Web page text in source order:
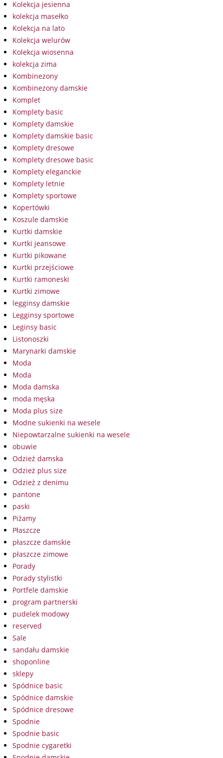
Kolekcja jesienna
kolekcja masełko
Kolekcja na lato
Kolekcja welurów
Kolekcja wiosenna
kolekcja zima
Kombinezony
Kombinezony damskie
Komplet
Komplety basic
Komplety damskie
Komplety damskie basic
Komplety dresowe
Komplety dresowe basic
Komplety eleganckie
Komplety letnie
Komplety sportowe
Kopertówki
Koszule damskie
Kurtki damskie
Kurtki jeansowe
Kurtki pikowane
Kurtki przejściowe
Kurtki ramoneski
Kurtki zimowe
legginsy damskie
Legginsy sportowe
Leginsy basic
Listonoszki
Marynarki damskie
Moda
Moda
Moda damska
moda męska
Moda plus size
Modne sukienki na wesele
Niepowtarzalne sukienki na wesele
obuwie
Odzież damska
Odzież plus size
Odzież z denimu
pantone
paski
Piżamy
Płaszcze
płaszcze damskie
płaszcze zimowe
Porady
Porady stylistki
Portfele damskie
program partnerski
pudelek modowy
reserved
Sale
sandału damskie
shoponline
sklepy
Spódnice basic
Spódnice damskie
Spódnice dresowe
Spodnie
Spodnie basic
Spodnie cygaretki